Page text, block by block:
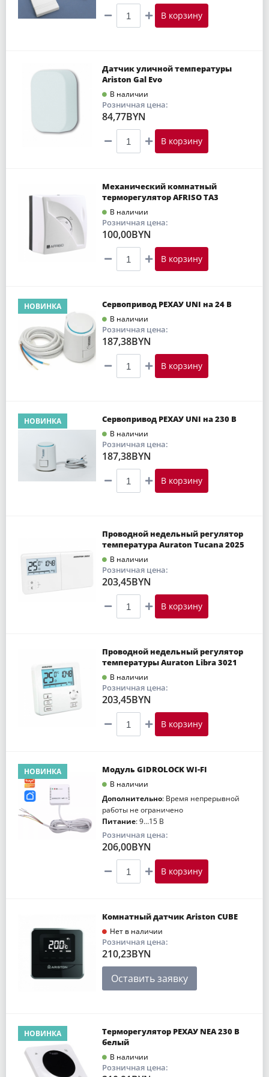
В корзину
Датчик уличной температуры
Ariston Gal Evo
В наличии
Розничная цена:
84,77BYN
В корзину
Механический комнатный
терморегулятор AFRISO TA3
В наличии
Розничная цена:
100,00BYN
В корзину
НОВИНКА Сервопривод РЕХАУ UNI на 24 В
В наличии
Розничная цена:
187,38BYN
В корзину
НОВИНКА Сервопривод РЕХАУ UNI на 230 В
В наличии
Розничная цена:
187,38BYN
В корзину
Проводной недельный регулятор
температура Auraton Tucana 2025
В наличии
Розничная цена:
203,45BYN
В корзину
Проводной недельный регулятор
температуры Auraton Libra 3021
В наличии
Розничная цена:
203,45BYN
В корзину
НОВИНКА Модуль GIDROLOCK WI-FI
В наличии
Дополнительно: Время непрерывной
работы не ограничено
Питание: 9…15 В
Розничная цена:
206,00BYN
В корзину
Комнатный датчик Ariston CUBE
Нет в наличии
Розничная цена:
210,23BYN
Оставить заявку
НОВИНКА
Терморегулятор РЕХАУ NEA 230 В
белый
В наличии
Розничная цена: